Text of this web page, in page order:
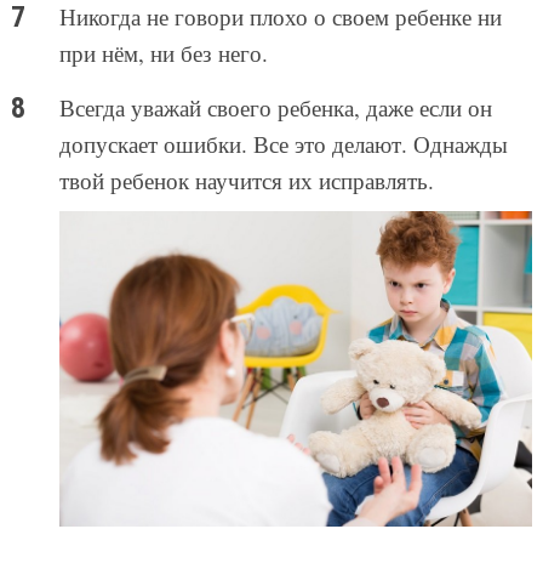
Никогда не говори плохо о своем ребенке ни
при нём, ни без него.
Всегда уважай своего ребенка, даже если он
допускает ошибки. Все это делают. Однажды
твой ребенок научится их исправлять.